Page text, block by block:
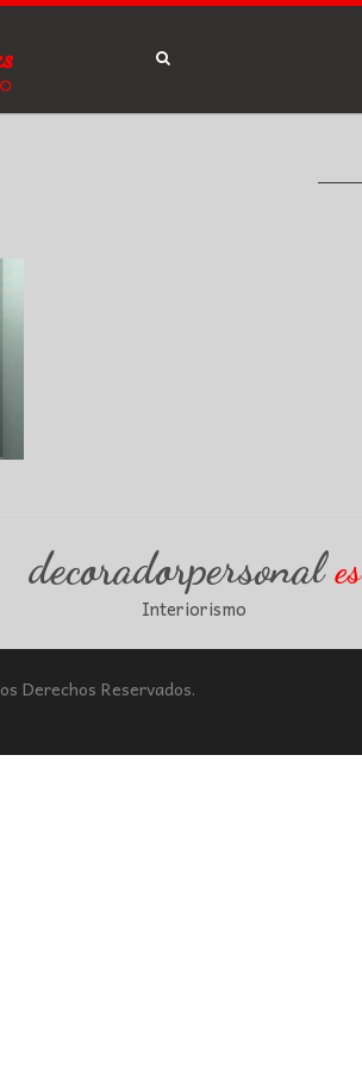
decoradorpersonales
Interiorismo
Derechos Reservados.